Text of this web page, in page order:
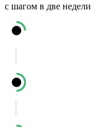
с шагом в две недели